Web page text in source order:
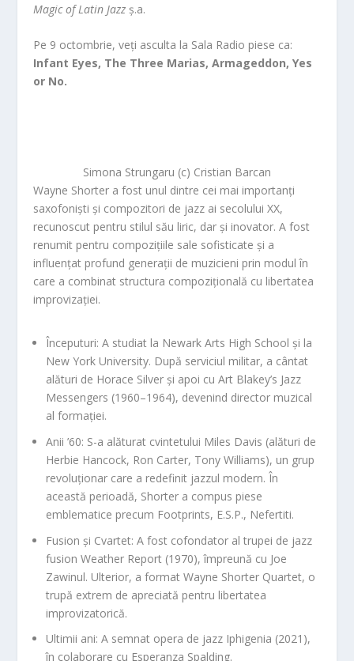
Magic of Latin Jazz ș.a.
Pe 9 octombrie, veți asculta la Sala Radio piese ca:
Infant Eyes, The Three Marias, Armageddon, Yes
or No.
Simona Strungaru (c) Cristian Barcan
Wayne Shorter a fost unul dintre cei mai importanți
saxofoniști și compozitori de jazz ai secolului XX,
recunoscut pentru stilul său liric, dar și inovator. A fost
renumit pentru compozițiile sale sofisticate și a
influențat profund generații de muzicieni prin modul în
care a combinat structura compozițională cu libertatea
improvizației.
Începuturi: A studiat la Newark Arts High School și la
New York University. După serviciul militar, a cântat
alături de Horace Silver și apoi cu Art Blakey’s Jazz
Messengers (1960–1964), devenind director muzical
al formației.
Anii ’60: S-a alăturat cvintetului Miles Davis (alături de
Herbie Hancock, Ron Carter, Tony Williams), un grup
revoluționar care a redefinit jazzul modern. În
această perioadă, Shorter a compus piese
emblematice precum Footprints, E.S.P., Nefertiti.
Fusion și Cvartet: A fost cofondator al trupei de jazz
fusionWeather Report (1970), împreună cu Joe
Zawinul. Ulterior, a formatWayne Shorter Quartet, o
trupă extrem de apreciată pentru libertatea
improvizatorică.
Ultimii ani: A semnat opera de jazz Iphigenia (2021),
în colaborare cu Esperanza Spalding.